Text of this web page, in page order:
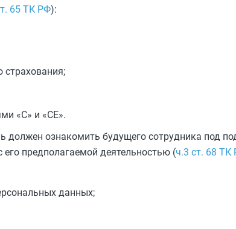
65 ТК РФ):
страхования;
«С» и «СЕ».
должен ознакомить будущего сотрудника под
предполагаемой деятельностью (ч.3 ст. 68 ТК
данных;